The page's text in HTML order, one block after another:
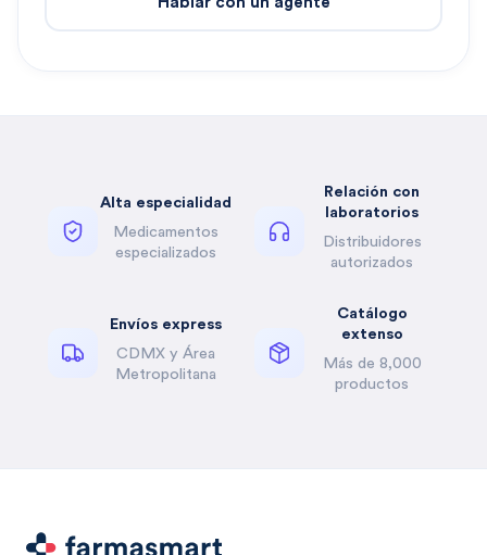
Alta especialidad
Medicamentos
especializados
Relación con
laboratorios
Distribuidores
autorizados
Envíos express
CDMX y Área
Metropolitana
Catálogo
extenso
Más de 8,000
productos